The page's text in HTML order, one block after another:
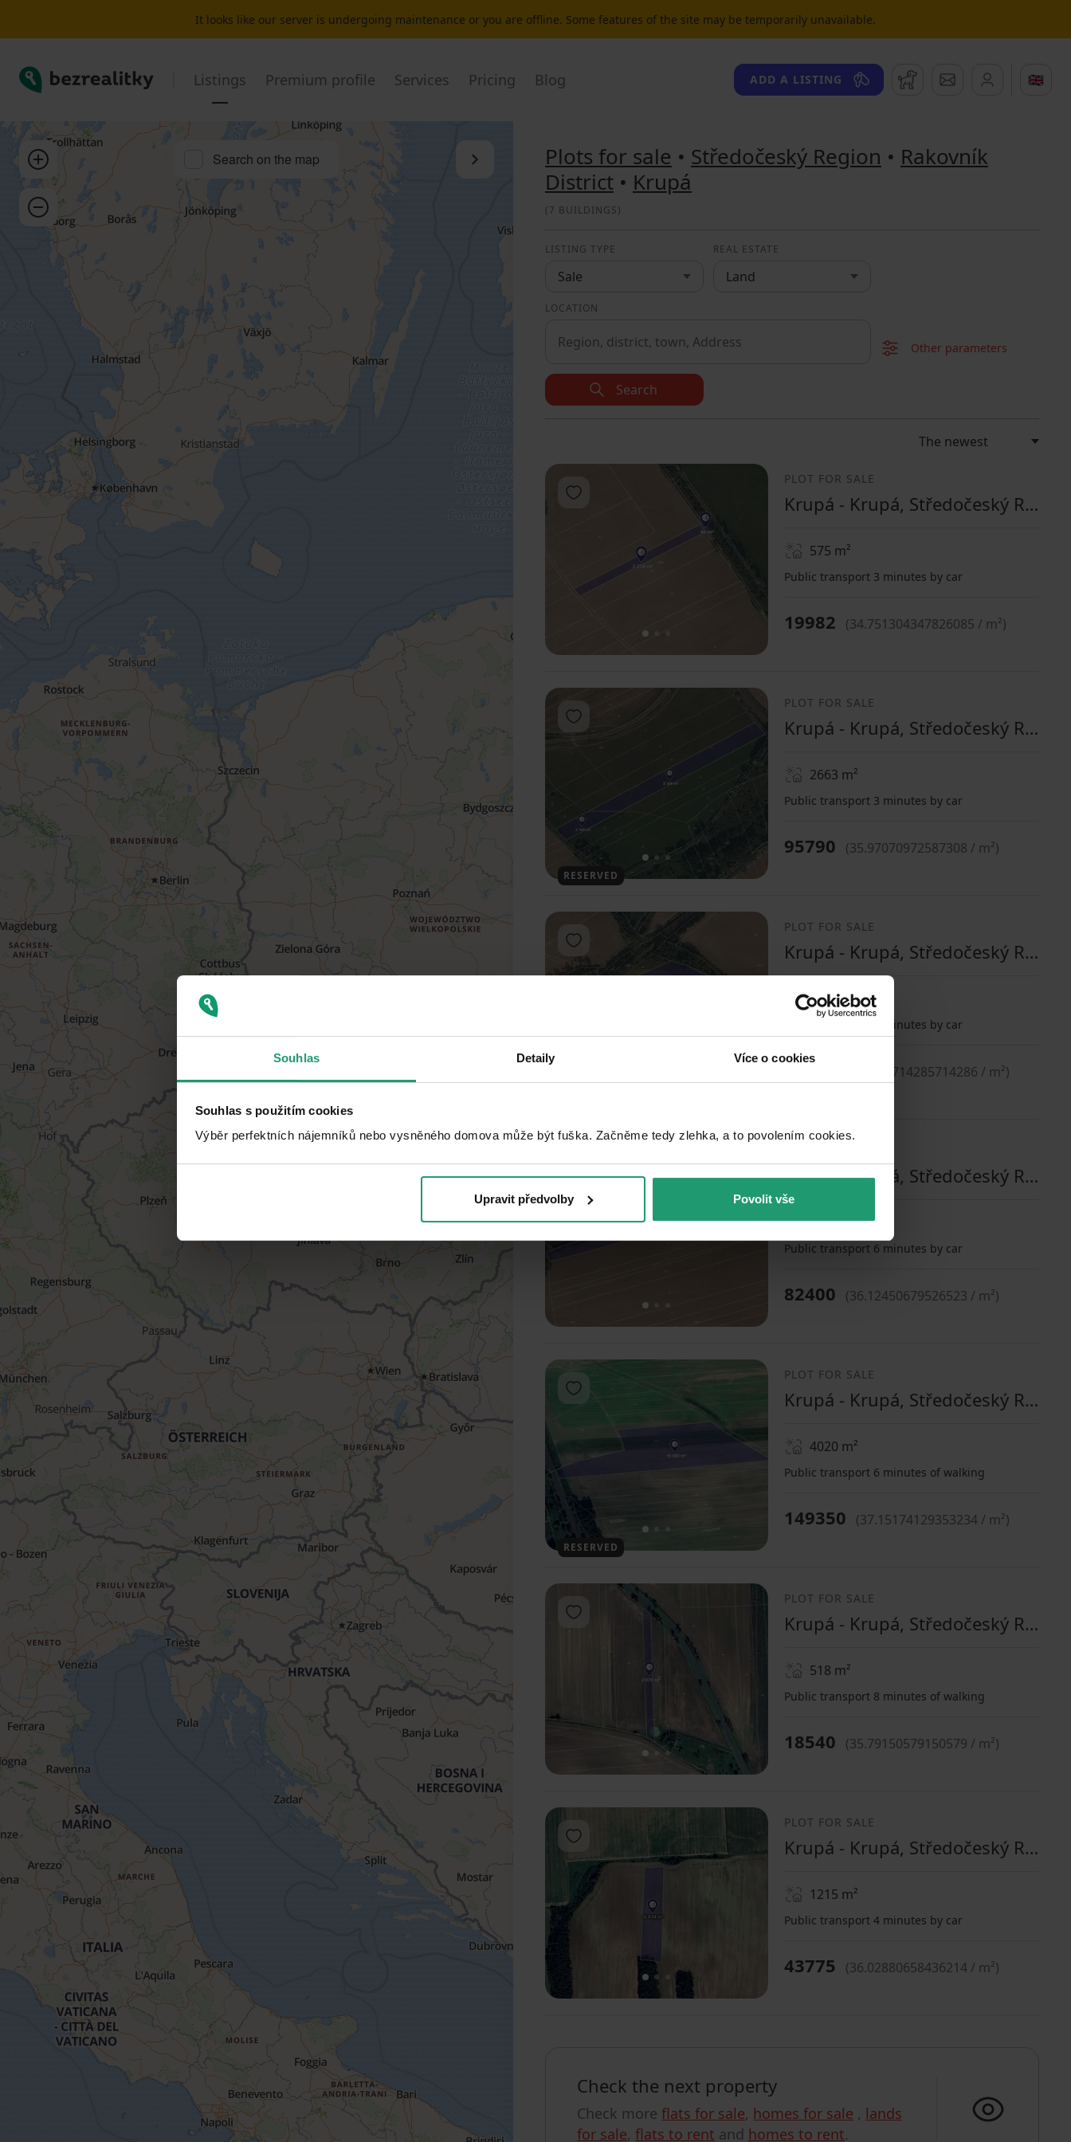
Souhlas Detaily Více o cookies
Souhlas s použitím cookies
Výběr perfektních nájemníků nebo vysněného domova může být fuška. Začněme tedy zlehka, a to povolením cookies.​
Upravit předvolby Povolit vše
It looks like our server is undergoing maintenance or you are offline. Some features of the site may be temporarily unavailable.
Bezrealitky Listings Premium profile Services Pricing Blog ADD A LISTING WatchdogMessages 🇬🇧
Zoom in
Zoom out
Search on the map Close the listPlots for sale • Středočeský Region • Rakovník
District • Krupá
(7 BUILDINGS)
LISTING TYPE
Sale
REAL ESTATE
Land
LOCATION
Other parameters
Search
1
Add to favorites
PLOT FOR SALE
Krupá - Krupá, Středočeský Region
575 m²
Public transport 3 minutes by car
19982 (34.751304347826085 / m²)
1 2 3
Add to favorites
RESERVED
PLOT FOR SALE
Krupá - Krupá, Středočeský Region
2663 m²
Public transport 3 minutes by car
95790 (35.97070972587308 / m²)
Add to favorites
PLOT FOR SALE
Krupá - Krupá, Středočeský Region
3500m²
Public transport 3 minutes by car
126690 36.19714285714286 / m²)
1
Add to favorites Krupá - Krupá, Středočeský Region
2281m²
Public transport 6 minutes by car
82400 (36.12450679526523 / m²)
1
Add to favorites
RESERVED
PLOT FOR SALE
Krupá - Krupá, Středočeský Region
4020 m²
Public transport 6 minutes of walking
149350 (37.15174129353234 / m²)
1
Add to favorites
PLOT FOR SALE
Krupá - Krupá, Středočeský Region
518 m²
Public transport 8 minutes of walking
18540 (35.79150579150579 / m²)
1 2
Add to favorites
PLOT FOR SALE
Krupá - Krupá, Středočeský Region
1215 m²
Public transport 4 minutes by car
43775 (36.02880658436214 / m²)
Check the next property
Check more flats for sale, homes for sale , lands
for sale, flats to rent and homes to rent.